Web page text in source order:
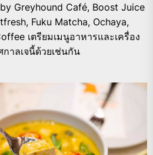
Greyhound Café, Boost Juice
Fuku Matcha, Ochaya,
เตรียมเมนูอาหารและเครื่อง
าลเจนี้ด้วยเช่นกัน